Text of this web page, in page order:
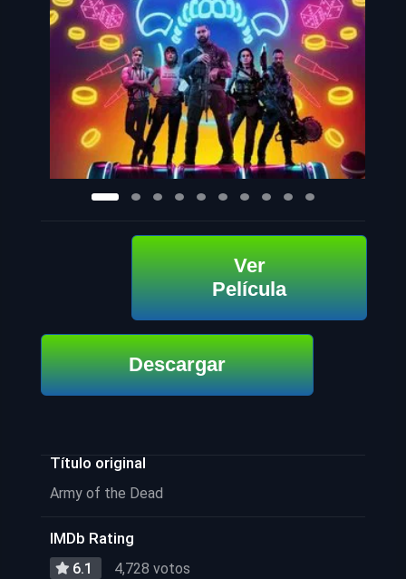
Ver
Película
Descargar
Título original
Army of the Dead
IMDb Rating
6.1 4,728 votos